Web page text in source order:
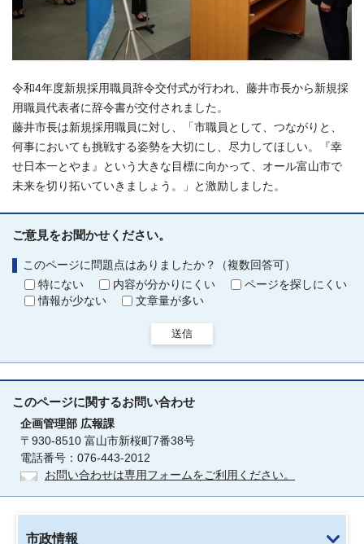
令和4年度新規採用職員辞令交付式が行われ、藤井市長から新規採
用職員代表者に辞令書が交付されました。
藤井市長は新規採用職員に対し、「市職員として、つながりと、
何事においても挑戦する姿勢を大切にし、尽力してほしい。『幸
せ日本一とやま』という大きな目標に向かって、オール富山市で
未来を切り拓いていきましょう。」と激励しました。
ご意見をお聞かせください。
このページに問題点はありましたか？（複数回答可）
特にない
内容が分かりにくい
ページを探しにくい
情報が少ない
文章量が多い
送信
このページに関するお問い合わせ
企画管理部 広報課
〒930-8510 富山市新桜町7番38号
電話番号：076-443-2012
お問い合わせは専用フォームをご利用ください。
市政情報